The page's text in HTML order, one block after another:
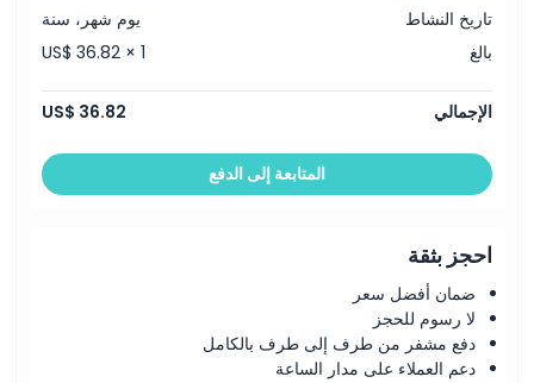
سياسة الإلغاء
تاريخ النشاط
يوم شهر، سنة
بالغ
US$ 36.82 × 1
الإجمالي US$ 36.82
المتابعة إلى الدفع
احجز بثقة
ضمان أفضل سعر
لا رسوم للحجز
دفع مشفر من طرف إلى طرف بالكامل
دعم العملاء على مدار الساعة